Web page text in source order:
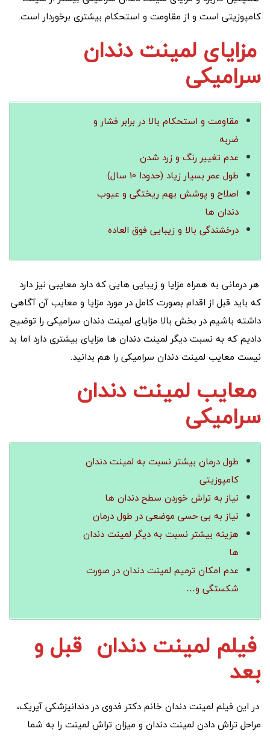
کامپوزیتی است و از مقاومت و استحکام بیشتری برخوردار است.
مزایای لمینت دندان
سرامیکی
مقاومت و استحکام بالا در برابر فشار و
ضربه
عدم تغییر رنگ و زرد شدن
طول عمر بسیار زیاد (حدودا 10 سال)
اصلاح و پوشش بهم ریختگی و عیوب
دندان ها
درخشندگی بالا و زیبایی فوق العاده
هر درمانی به همراه مزایا و زیبایی هایی که دارد معایبی نیز دارد
که باید قبل از اقدام بصورت کامل در مورد مزایا و معایب آن آگاهی
داشته باشیم در بخش بالا مزایای لمینت دندان سرامیکی را توضیح
دادیم که به نسبت دیگر لمینت دندان ها مزایای بیشتری دارد اما بد
نیست معایب لمینت دندان سرامیکی را هم بدانید.
معایب لمینت دندان
سرامیکی
طول درمان بیشتر نسبت به لمینت دندان
کامپوزیتی
نیاز به تراش خوردن سطح دندان ها
نیاز به بی حسی موضعی در طول درمان
هزینه بیشتر نسبت به دیگر لمینت دندان
ها
عدم امکان ترمیم لمینت دندان در صورت
شکستگی و…
فیلم لمینت دندان قبل و
بعد
در این فیلم لمینت دندان خانم دکتر فدوی در دندانپزشکی آیریک،
مراحل تراش دادن لمینت دندان و میزان تراش لمینت را به شما